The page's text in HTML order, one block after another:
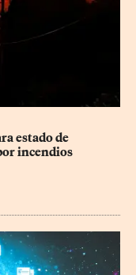
estado de
incendios